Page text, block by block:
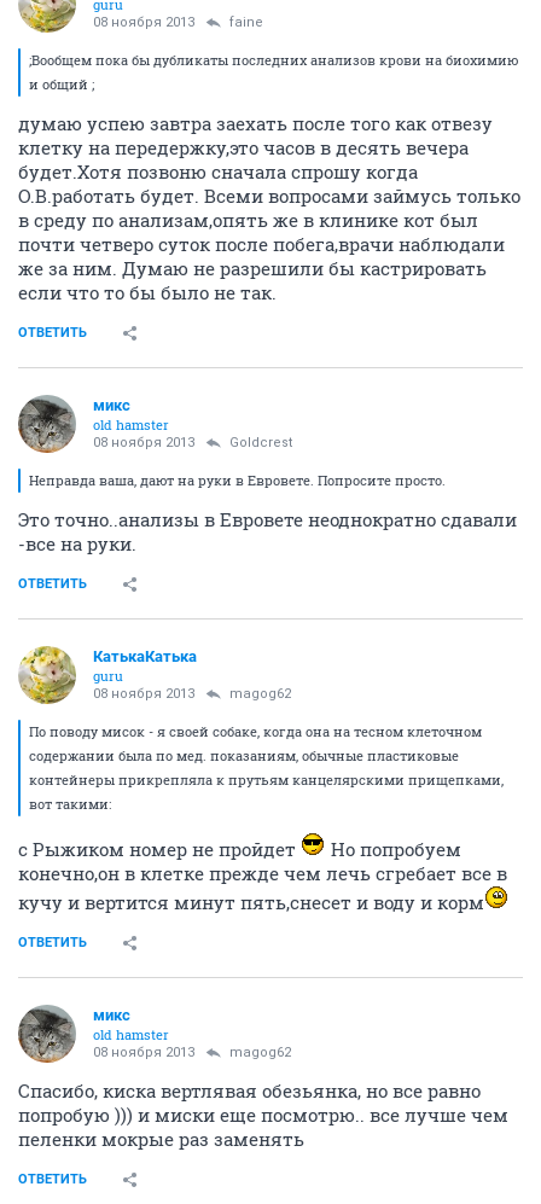
guru
08 ноября 2013 faine
;Вообщем пока бы дубликаты последних анализов крови на биохимию
и общий ;
думаю успею завтра заехать после того как отвезу
клетку на передержку,это часов в десять вечера
будет.Хотя позвоню сначала спрошу когда
О.В.работать будет. Всеми вопросами займусь только
в среду по анализам,опять же в клинике кот был
почти четверо суток после побега,врачи наблюдали
же за ним. Думаю не разрешили бы кастрировать
если что то бы было не так.
ОТВЕТИТЬ
микс
old hamster
08 ноября 2013 Goldcrest
Неправда ваша, дают на руки в Евровете. Попросите просто.
Это точно..анализы в Евровете неоднократно сдавали
-все на руки.
ОТВЕТИТЬ
КатькаКатька
guru
08 ноября 2013 magog62
По поводу мисок - я своей собаке, когда она на тесном клеточном
содержании была по мед. показаниям, обычные пластиковые
контейнеры прикрепляла к прутьям канцелярскими прищепками,
вот такими:
с Рыжиком номер не пройдет
Но попробуем
конечно,он в клетке прежде чем лечь сгребает все в
кучу и вертится минут пять,снесет и воду и корм
ОТВЕТИТЬ
микс
old hamster
08 ноября 2013 magog62
Спасибо, киска вертлявая обезьянка, но все равно
попробую ))) и миски еще посмотрю.. все лучше чем
пеленки мокрые раз заменять
ОТВЕТИТЬ